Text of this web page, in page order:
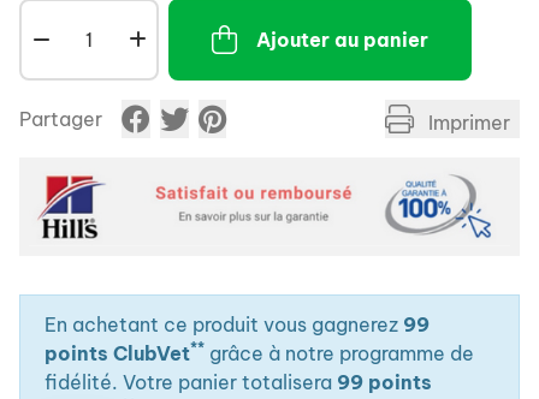
facilement, en calmant les articulations douloureuses
et en protégeant la santé du cartilage. Recommandé
pour les chiens avec un excès de poids.
Ajouter au panier
Partager Imprimer
En achetant ce produit vous gagnerez 99
points ClubVet** grâce à notre programme de
fidélité. Votre panier totalisera 99 points